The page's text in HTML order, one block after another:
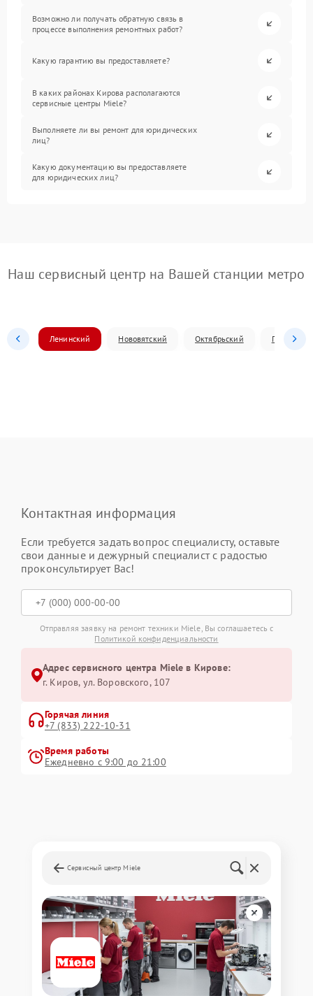
Возможно ли получать обратную связь в
процессе выполнения ремонтных работ?
Какую гарантию вы предоставляете?
В каких районах Кирова располагаются
сервисные центры Miele?
Выполняете ли вы ремонт для юридических
лиц?
Какую документацию вы предоставляете
для юридических лиц?
Наш сервисный центр на Вашей станции метро
Ленинский Нововятский Октябрьский
Контактная информация
Если требуется задать вопрос специалисту, оставьте
свои данные и дежурный специалист с радостью
проконсультирует Вас!
Отправляя заявку на ремонт техники Miele, Вы соглашаетесь с
Политикой конфиденциальности
Адрес сервисного центра Miele в Кирове:
г. Киров, ул. Воровского, 107
Горячая линия
+7 (833) 222-10-31
Время работы
Ежедневно с 9:00 до 21:00
Сервисный центр Miele